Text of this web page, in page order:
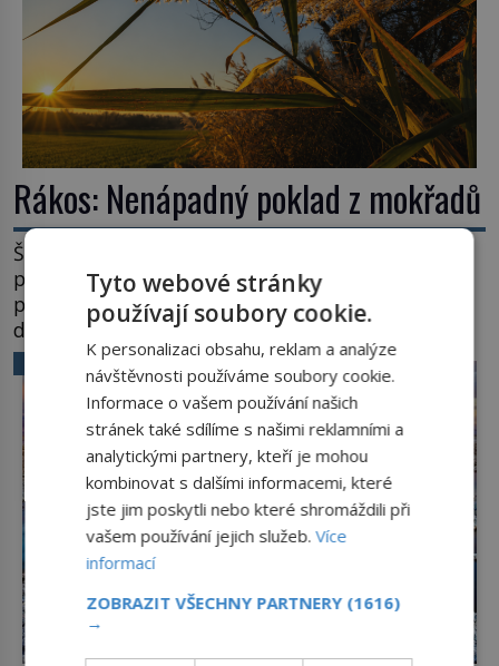
Rákos: Nenápadný poklad z mokřadů
Šumí ve větru na březích rybníků, ukrývá vodní
ptáky a mnozí kolem něj procházejí bez
povšimnutí. Přesto právě rákos pomáhal stavět
domy, vyrábět lodě, zapisovat první texty a
inspiroval řadu pověstí. Tato skromná, ale
užitečná rostlina provází člověka už tisíce let.
Většina lidí vnímá rákos jen jako obyčejnou kulisu
letního koupání. Stačí se však podívat […]
VĚDA A TECHNIKA
Tyto webové stránky
používají soubory cookie.
K personalizaci obsahu, reklam a analýze
návštěvnosti používáme soubory cookie.
Informace o vašem používání našich
stránek také sdílíme s našimi reklamními a
analytickými partnery, kteří je mohou
kombinovat s dalšími informacemi, které
jste jim poskytli nebo které shromáždili při
vašem používání jejich služeb.Více
informací
ZOBRAZIT VŠECHNY PARTNERY (1616)
→